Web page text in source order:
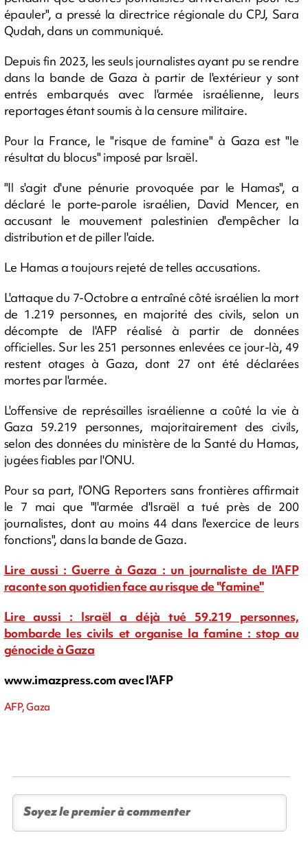
épauler", a pressé la directrice régionale du CPJ, Sara
Qudah, dans un communiqué.
Depuis fin 2023, les seuls journalistes ayant pu se rendre
dans la bande de Gaza à partir de l'extérieur y sont
entrés embarqués avec l'armée israélienne, leurs
reportages étant soumis à la censure militaire.
Pour la France, le "risque de famine" à Gaza est "le
résultat du blocus" imposé par Israël.
"Il s'agit d'une pénurie provoquée par le Hamas", a
déclaré le porte-parole israélien, David Mencer, en
accusant le mouvement palestinien d'empêcher la
distribution et de piller l'aide.
Le Hamas a toujours rejeté de telles accusations.
L'attaque du 7-Octobre a entraîné côté israélien la mort
de 1.219 personnes, en majorité des civils, selon un
décompte de l'AFP réalisé à partir de données
officielles. Sur les 251 personnes enlevées ce jour-là, 49
restent otages à Gaza, dont 27 ont été déclarées
mortes par l'armée.
L'offensive de représailles israélienne a coûté la vie à
Gaza 59.219 personnes, majoritairement des civils,
selon des données du ministère de la Santé du Hamas,
jugées fiables par l'ONU.
Pour sa part, l'ONG Reporters sans frontières affirmait
le 7 mai que "l'armée d'Israël a tué près de 200
journalistes, dont au moins 44 dans l'exercice de leurs
fonctions", dans la bande de Gaza.
Lire aussi : Guerre à Gaza : un journaliste de l'AFP
raconte son quotidien face au risque de "famine"
Lire aussi : Israël a déjà tué 59.219 personnes,
bombarde les civils et organise la famine : stop au
génocide à Gaza
www.imazpress.com avec l'AFP
AFP, Gaza